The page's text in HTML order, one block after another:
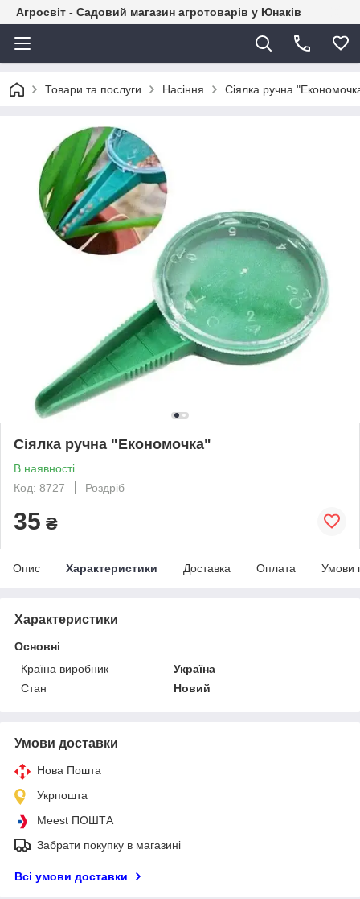
Агросвіт - Садовий магазин агротоварів у Юнаків
Товари та послуги Насіння Сіялка ручна
Сіялка ручна "Економочка"
В наявності
Код: 8727
Роздріб
35 ₴
Опис Характеристики Доставка Оплата Умови
Характеристики
Основні
Країна виробник
Україна
Стан
Новий
Умови доставки
Нова Пошта
Укрпошта
Meest ПОШТА
Забрати покупку в магазині
Всі умови доставки